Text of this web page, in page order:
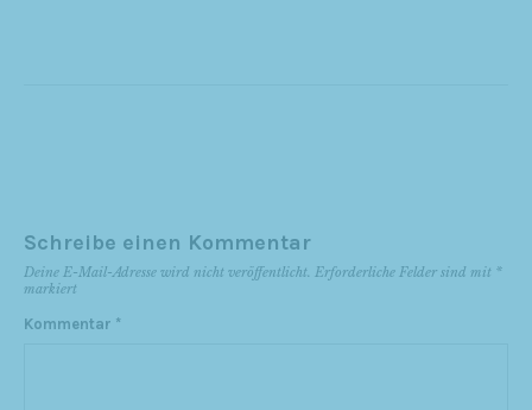
Schreibe einen Kommentar
Deine E-Mail-Adresse wird nicht veröffentlicht. Erforderliche Felder sind mit *
markiert
Kommentar *